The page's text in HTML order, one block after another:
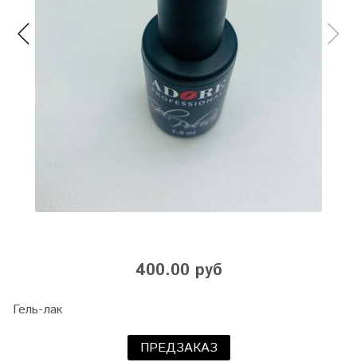
400.00 руб
Гель-лак
ПРЕДЗАКАЗ